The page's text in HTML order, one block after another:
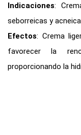
Indicaciones:
seborreicas y
Efectos: Crema
favorecer la
proporcionando la